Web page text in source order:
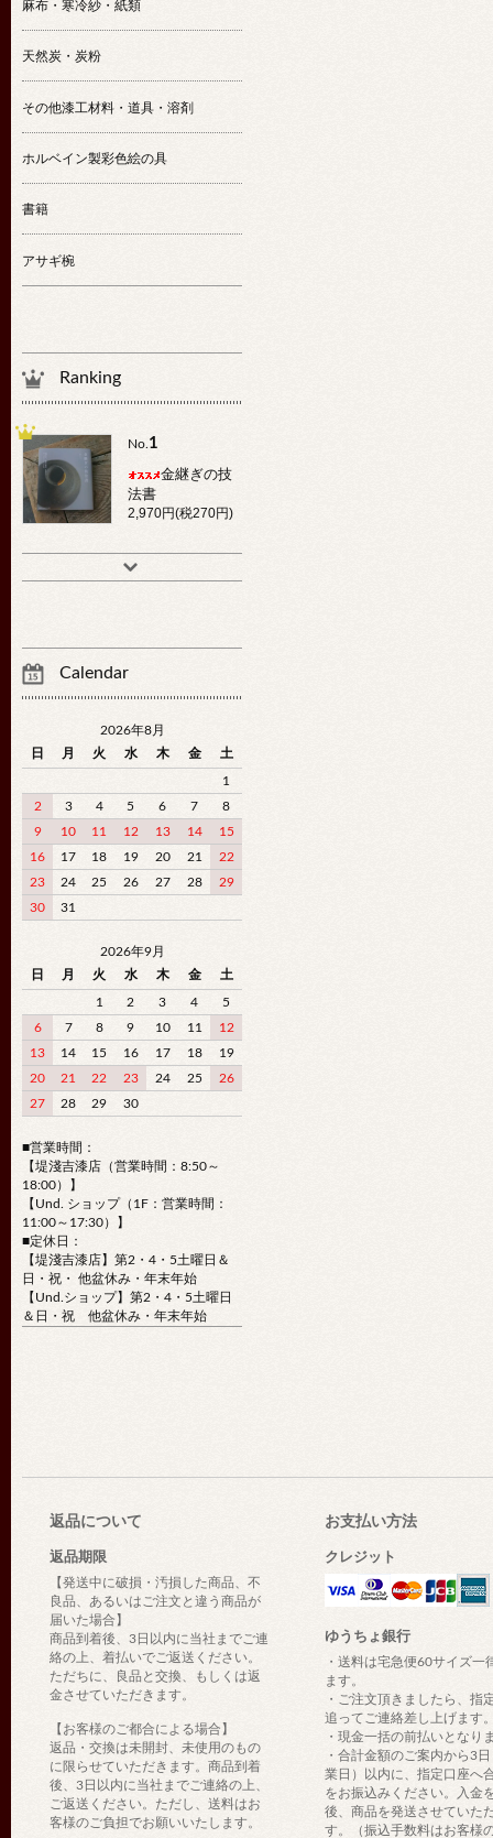
麻布・寒冷紗・紙類
天然炭・炭粉
その他漆工材料・道具・溶剤
ホルベイン製彩色絵の具
書籍
アサギ椀
Ranking
No.1
金継ぎの技
法書
2,970円(税270円)
Calendar
2026年8月
日
月 火 水 木 金 土
1
2
3 4 5 6 7
8
9
10 11 12 13 14
15
16
17 18 19 20 21
22
23
24 25 26 27 28
29
30
31
2026年9月
日
月 火 水 木 金 土
1 2 3 4
5
6
7 8 9 10 11
12
13
14 15 16 17 18
19
20
21 22 23 24 25
26
27
28 29 30
■営業時間：
【堤淺吉漆店（営業時間：8:50～
18:00）】
【Und. ショップ（1F：営業時間：
11:00～17:30）】
■定休日：
【堤淺吉漆店】第2・4・5土曜日＆
日・祝・ 他盆休み・年末年始
【Und.ショップ】第2・4・5土曜日
＆日・祝 他盆休み・年末年始
返品について
返品期限
【発送中に破損・汚損した商品、不
良品、あるいはご注文と違う商品が
届いた場合】
商品到着後、3日以内に当社までご連
絡の上、着払いでご返送ください。
ただちに、良品と交換、もしくは返
金させていただきます。
【お客様のご都合による場合】
返品・交換は未開封、未使用のもの
に限らせていただきます。商品到着
後、3日以内に当社までご連絡の上、
ご返送ください。ただし、送料はお
客様のご負担でお願いいたします。
お支払い方法
クレジット
ゆうちょ銀行
・送料は宅急便60サイズ一
ます。
・ご注文頂きましたら、指
追ってご連絡差し上げます
・現金一括の前払いとなり
・合計金額のご案内から3
業日）以内に、指定口座へ
をお振込みください。入金
後、商品を発送させていた
す。（振込手数料はお客様